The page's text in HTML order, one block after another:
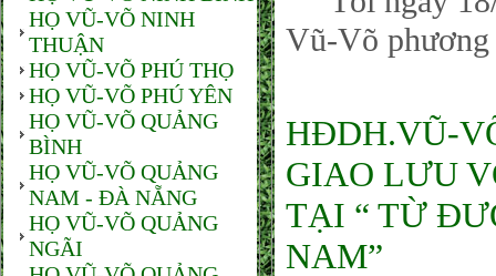
HỌ VŨ-VÕ NINH
THUẬN
HỌ VŨ-VÕ PHÚ THỌ
HỌ VŨ-VÕ PHÚ YÊN
HỌ VŨ-VÕ QUẢNG
BÌNH
HỌ VŨ-VÕ QUẢNG
NAM - ĐÀ NẴNG
HỌ VŨ-VÕ QUẢNG
NGÃI
Vũ-Võ phương
HĐDH.VŨ-
GIAO LƯU
TẠI “ TỪ
NAM”